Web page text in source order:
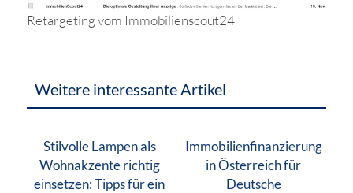
Retargeting vom Immobilienscout24
Weitere interessante Artikel
Stilvolle Lampen als
Wohnakzente richtig
einsetzen: Tipps für ein
Immobilienfinanzierung
in Österreich für
Deutsche